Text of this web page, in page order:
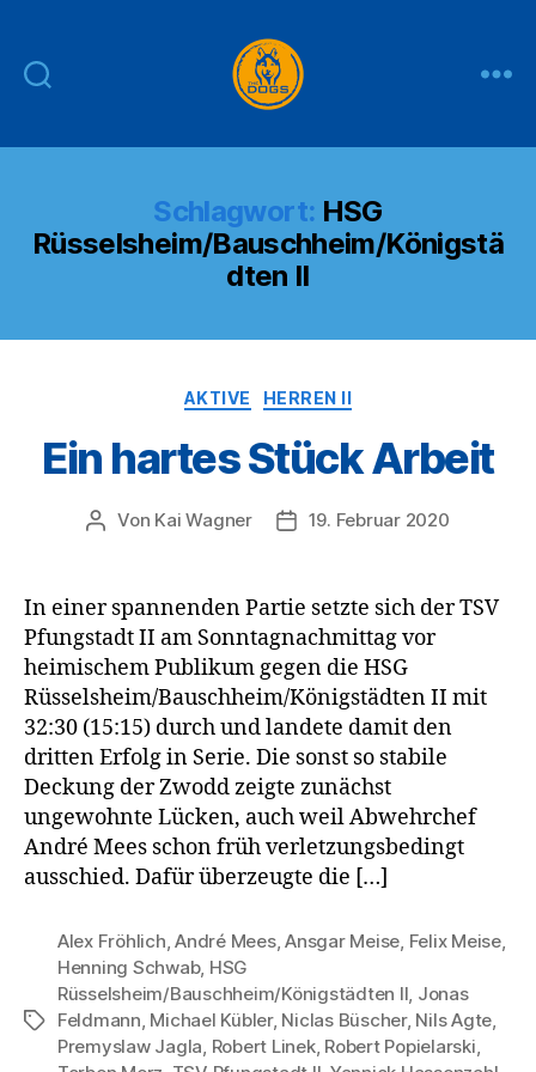
DOGS
Schlagwort: HSG
Rüsselsheim/Bauschheim/Königstä
dten II
Kategorien
AKTIVE HERREN II
Ein hartes Stück Arbeit
Beitragsautor
Von Kai Wagner Veröffentlichungsdatum
19. Februar 2020
In einer spannenden Partie setzte sich der TSV
Pfungstadt II am Sonntagnachmittag vor
heimischem Publikum gegen die HSG
Rüsselsheim/Bauschheim/Königstädten II mit
32:30 (15:15) durch und landete damit den
dritten Erfolg in Serie. Die sonst so stabile
Deckung der Zwodd zeigte zunächst
ungewohnte Lücken, auch weil Abwehrchef
André Mees schon früh verletzungsbedingt
ausschied. Dafür überzeugte die […]
Schlagwörter
Alex Fröhlich ,André Mees,Ansgar Meise Felix Meise,
Henning Schwab, HSG
Rüsselsheim/Bauschheim/Königstädten II Jonas
Feldmann Michael Kübler, Niclas Büscher, Nils Agte
Premyslaw Jagla Robert Linek, Robert Popielarski